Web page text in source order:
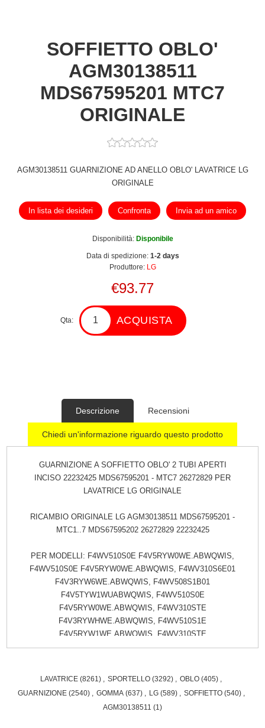
SOFFIETTO OBLO'
AGM30138511
MDS67595201 MTC7
ORIGINALE
AGM30138511 GUARNIZIONE AD ANELLO OBLO' LAVATRICE LG
ORIGINALE
In lista dei desideri Confronta Invia ad un amico
Disponibilità: Disponibile
Data di spedizione: 1-2 days
Produttore: LG
€93.77
Qta: ACQUISTA
Descrizione Recensioni
Chiedi un'informazione riguardo questo prodotto
GUARNIZIONE A SOFFIETTO OBLO' 2 TUBI APERTI
INCISO 22232425 MDS67595201 - MTC7 26272829 PER
LAVATRICE LG ORIGINALE
RICAMBIO ORIGINALE LG AGM30138511 MDS67595201 -
MTC1..7 MDS67595202 26272829 22232425
PER MODELLI: F4WV510S0E F4V5RYW0WE.ABWQWIS,
F4WV510S0E F4V5RYW0WE.ABWQWIS, F4WV310S6E01
F4V3RYW6WE.ABWQWIS, F4WV508S1B01
F4V5TYW1WUABWQWIS, F4WV510S0E
F4V5RYW0WE.ABWQWIS, F4WV310STE
F4V3RYWHWE.ABWQWIS, F4WV510S1E
F4V5RYW1WE.ABWQWIS, F4WV310STE
F4V3RYWHWE.ABWQWIS, F4WV309S4E
F2V3HNW3WE.ABWQWSW F2WP307S0WS.ABWQWSW
F2V3HYW3WE.ABWQWSW F2WV708S1S.ABWQWSW
F2V5GYW2WE.ABWQWSW F4WP308N0W.ABWQWSW
LAVATRICE (8261) SPORTELLO (3292) OBLO (405)
GUARNIZIONE (2540) GOMMA (637) LG (589) SOFFIETTO (540)
AGM30138511 (1)